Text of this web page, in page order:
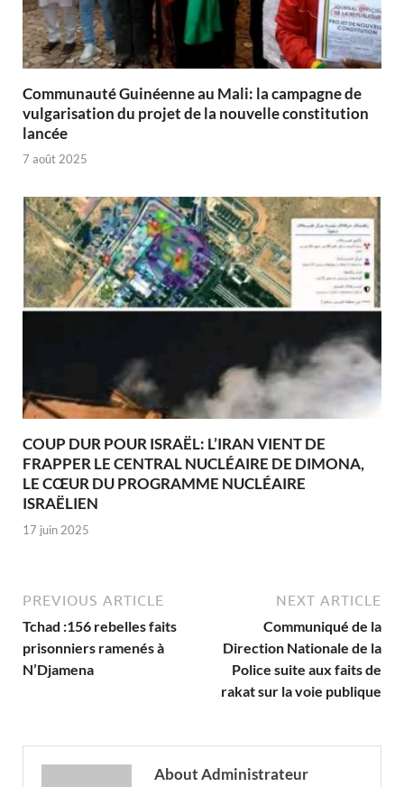
Communauté Guinéenne au Mali: la campagne de
vulgarisation du projet de la nouvelle constitution
lancée
7 août 2025
COUP DUR POUR ISRAËL: L’IRAN VIENT DE
FRAPPER LE CENTRAL NUCLÉAIRE DE DIMONA,
LE CŒUR DU PROGRAMME NUCLÉAIRE
ISRAËLIEN
17 juin 2025
PREVIOUS ARTICLE
Tchad :156 rebelles faits
prisonniers ramenés à
N’Djamena
NEXT ARTICLE
Communiqué de la
Direction Nationale de la
Police suite aux faits de
rakat sur la voie publique
About Administrateur